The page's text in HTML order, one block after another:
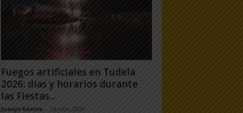
Fuegos artificiales en Tudela
2026: días y horarios durante
las Fiestas...
Juanjo Ramos - 24 julio, 2026